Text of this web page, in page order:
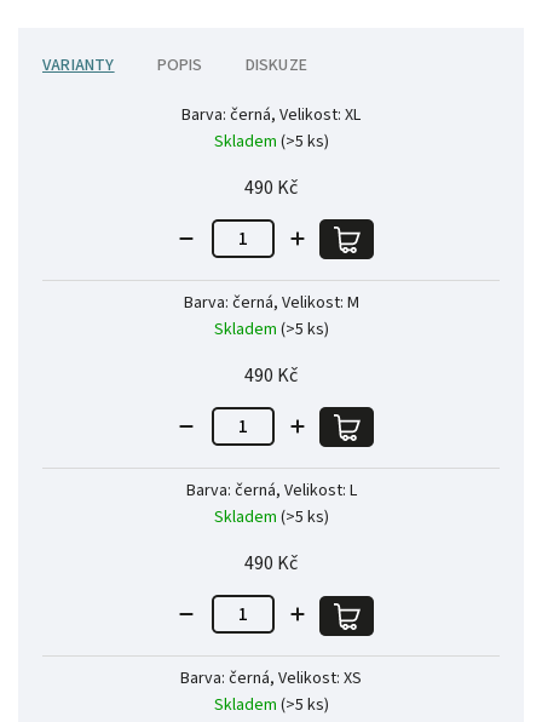
VARIANTY POPIS DISKUZE
Barva: černá, Velikost: XL
Skladem (>5 ks)
490 Kč
Barva: černá, Velikost: M
Skladem (>5 ks)
490 Kč
Barva: černá, Velikost: L
Skladem (>5 ks)
490 Kč
Barva: černá, Velikost: XS
Skladem (>5 ks)